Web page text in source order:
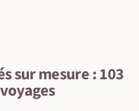
sur mesure : 103
voyages